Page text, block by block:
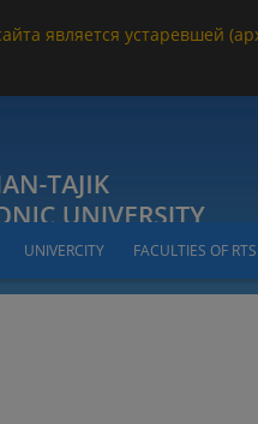
является устаревшей
UNIVERCITY FACULTIES OF